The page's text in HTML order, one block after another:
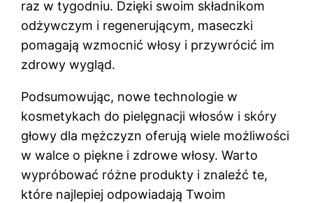
raz w tygodniu. Dzięki swoim składnikom
odżywczym i regenerującym, maseczki
pomagają wzmocnić włosy i przywrócić im
zdrowy wygląd.
Podsumowując, nowe technologie w
kosmetykach do pielęgnacji włosów i skóry
głowy dla mężczyzn oferują wiele możliwości
w walce o piękne i zdrowe włosy. Warto
wypróbować różne produkty i znaleźć te,
które najlepiej odpowiadają Twoim